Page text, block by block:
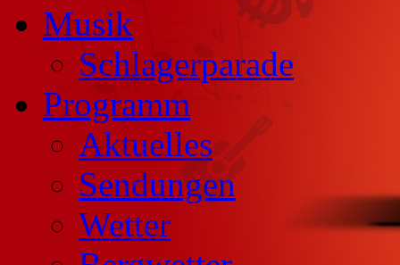
Musik
Schlagerparade
Programm
Aktuelles
Sendungen
Wetter